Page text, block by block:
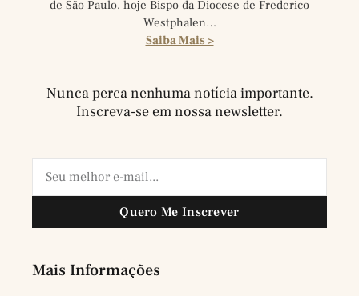
de São Paulo, hoje Bispo da Diocese de Frederico
Westphalen…
Saiba Mais >
Nunca perca nenhuma notícia importante.
Inscreva-se em nossa newsletter.
Quero Me Inscrever
Mais Informações